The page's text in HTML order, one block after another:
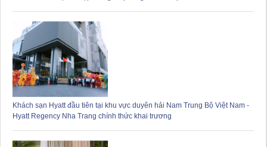
Khách sạn Hyatt đầu tiên tại khu vực duyên hải Nam Trung Bộ Việt Nam -
Hyatt Regency Nha Trang chính thức khai trương